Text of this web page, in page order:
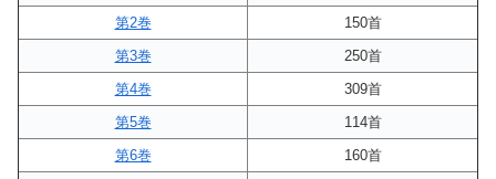
第2巻
150首
第3巻
250首
第4巻
309首
第5巻
114首
第6巻
160首